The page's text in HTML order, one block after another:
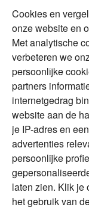
Duurzaam
Tweede huis in
buitenland
DGA
Erfenis
Alles
Cookies en
onze website en
Met analytische
verbeteren we
persoonlijke
partners
internetgedrag
website aan de
je IP-adres en
advertenties
persoonlijke
laten zien. Klik je
het gebruik van